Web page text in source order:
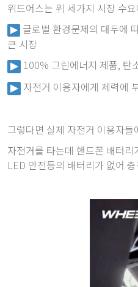
위드어스는 위 세가지 시장 수
글로벌 환경문제의 대두에
큰 시장
100% 그린에너지 제품, 탄
자전거 이용자에게 체력에
그렇다면 실제 자전거 이용자
자전거를 타는데 핸드폰 배터
LED 안전등의 배터리가 없어